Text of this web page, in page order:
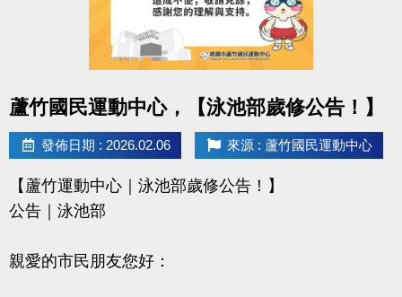
-------------------------------------
【活動三】#馬攏無驚
活動時間： 2/18(三) ～ 2/21(六)
「馬」上融入團體認識新朋友
活動詳情請見本次DM
獎品數量有限，好禮不間斷
-洽詢專線：03-2639066 #111
蘆竹國民運動中心，【泳池部歲修公告！】
發佈日期 : 2026.02.06 來源 : 蘆竹國民運動中心
【蘆竹運動中心｜泳池部歲修公告！】
公告｜泳池部
親愛的市民朋友您好：